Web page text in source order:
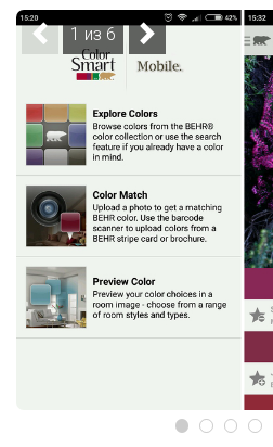
1 из 6